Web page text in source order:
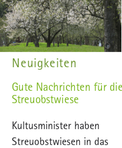
Neuigkeiten
Gute Nachrichten für die
Streuobstwiese
Kultusminister haben
Streuobstwiesen in das